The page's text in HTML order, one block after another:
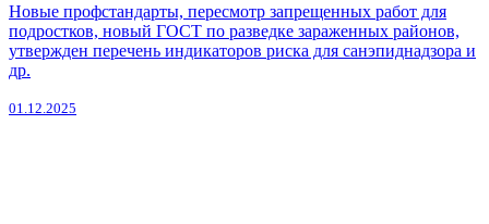
Новые профстандарты, пересмотр запрещенных работ для
подростков, новый ГОСТ по разведке зараженных районов,
утвержден перечень индикаторов риска для санэпиднадзора и
др.
01.12.2025